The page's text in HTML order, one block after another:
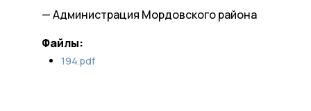
— Администрация Мордовского района
Файлы:
194.pdf